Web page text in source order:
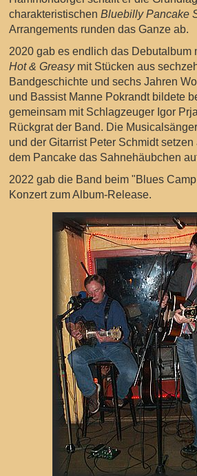
charakteristischenBluebilly Pancake
Arrangements runden das Ganze ab.
2020 gab es endlich das Debutalbum
Hot & Greasymit Stücken aus
Bandgeschichte und sechs Jahren
und Bassist Manne Pokrandt bildete
gemeinsam mit Schlagzeuger Igor
Rückgrat der Band. Die
und der Gitarrist Peter Schmidt
dem Pancake das Sahnehäubchen
2022 gab die Band beim "Blues
Konzert zum Album-Release.